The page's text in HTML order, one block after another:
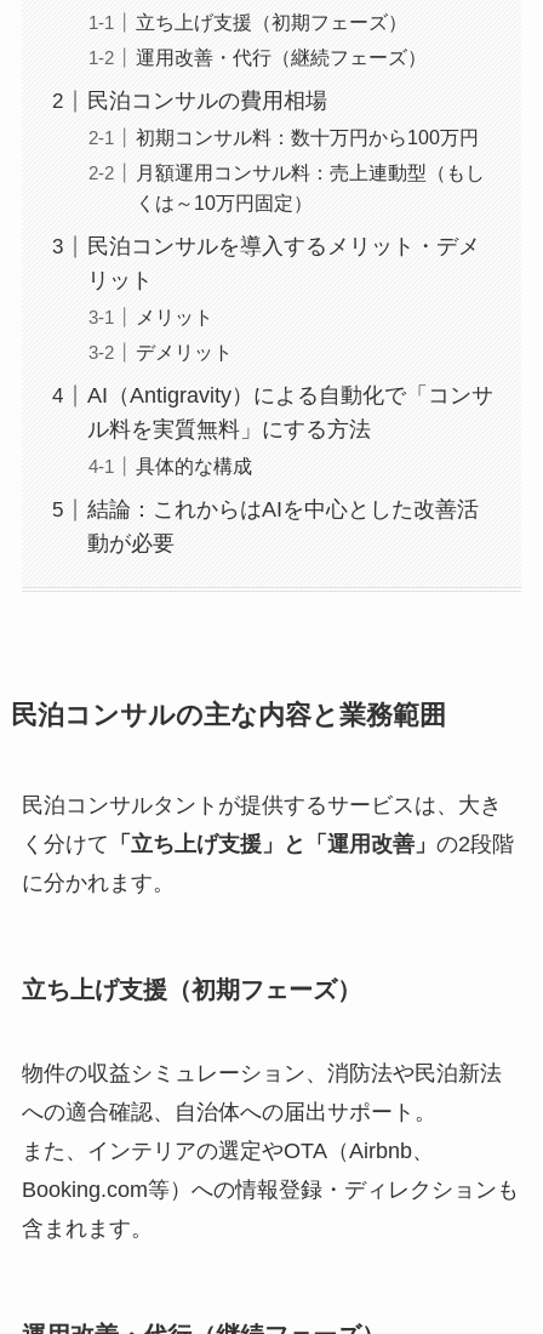
立ち上げ支援（初期フェーズ）
運用改善・代行（継続フェーズ）
民泊コンサルの費用相場
初期コンサル料：数十万円から100万円
月額運用コンサル料：売上連動型（もし
くは～10万円固定）
民泊コンサルを導入するメリット・デメ
リット
メリット
デメリット
AI（Antigravity）による自動化で「コンサ
ル料を実質無料」にする方法
具体的な構成
結論：これからはAIを中心とした改善活
動が必要
民泊コンサルの主な内容と業務範囲
民泊コンサルタントが提供するサービスは、大き
く分けて 「立ち上げ支援」と「運用改善」 の2段階
に分かれます。
立ち上げ支援（初期フェーズ）
物件の収益シミュレーション、消防法や民泊新法
への適合確認、自治体への届出サポート。
また、インテリアの選定やOTA（Airbnb、
Booking.com等）への情報登録・ディレクションも
含まれます。